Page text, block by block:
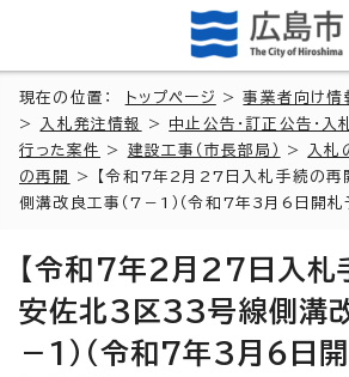
現在の位置： トップページ >事業者向け情
>
入札発注情報 > 中止公告・訂正公告・
行った案件
> 建設工事（市長部局） >
入札
の再開
> 【令和7年2月27日入札手続の再
側溝改良工事（7－1）（令和7年3月6日開札予
【令和7年2月27日入札
安佐北3区33号線側溝
－1）（令和7年3月6日開